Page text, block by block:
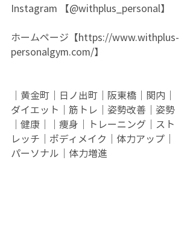
Instagram 【@withplus_personal】
ホームページ【https://www.withplus-
personalgym.com/】
｜黄金町｜日ノ出町｜阪東橋｜関内｜
ダイエット｜筋トレ｜姿勢改善｜姿勢
｜健康｜｜痩身｜トレーニング｜スト
レッチ｜ボディメイク｜体力アップ｜
パーソナル｜体力増進